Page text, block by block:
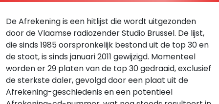
De Afrekening is een hitlijst die wordt uitgezonden
door de Vlaamse radiozender Studio Brussel. De lijst,
die sinds 1985 oorspronkelijk bestond uit de top 30 en
de stoot, is sinds januari 2011 gewijzigd. Momenteel
worden er 29 platen van de top 30 gedraaid, exclusief
de sterkste daler, gevolgd door een plaat uit de
Afrekening-geschiedenis en een potentieel